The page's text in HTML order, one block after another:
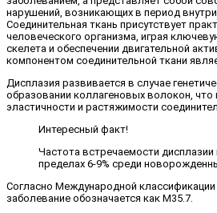
нарушений, возникающих в период
Соединительная ткань присутствует
человеческого организма, играя
скелета и обеспечении двигательной
компонентом соединительной ткани
Дисплазия развивается в случае
образовании коллагеновых волокон,
эластичности и растяжимости
Интересный факт!
Частота встречаемости дисплазии
пределах 6-9% среди
Согласно Международной
заболевание обозначается как М35.7.